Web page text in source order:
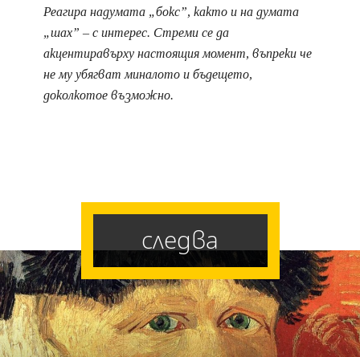
Реагира надумата „бокс”, както и на думата
„шах” – с интерес. Стреми се да
акцентиравърху настоящия момент, въпреки че
не му убягват миналото и бъдещето,
доколкотое възможно.
следва